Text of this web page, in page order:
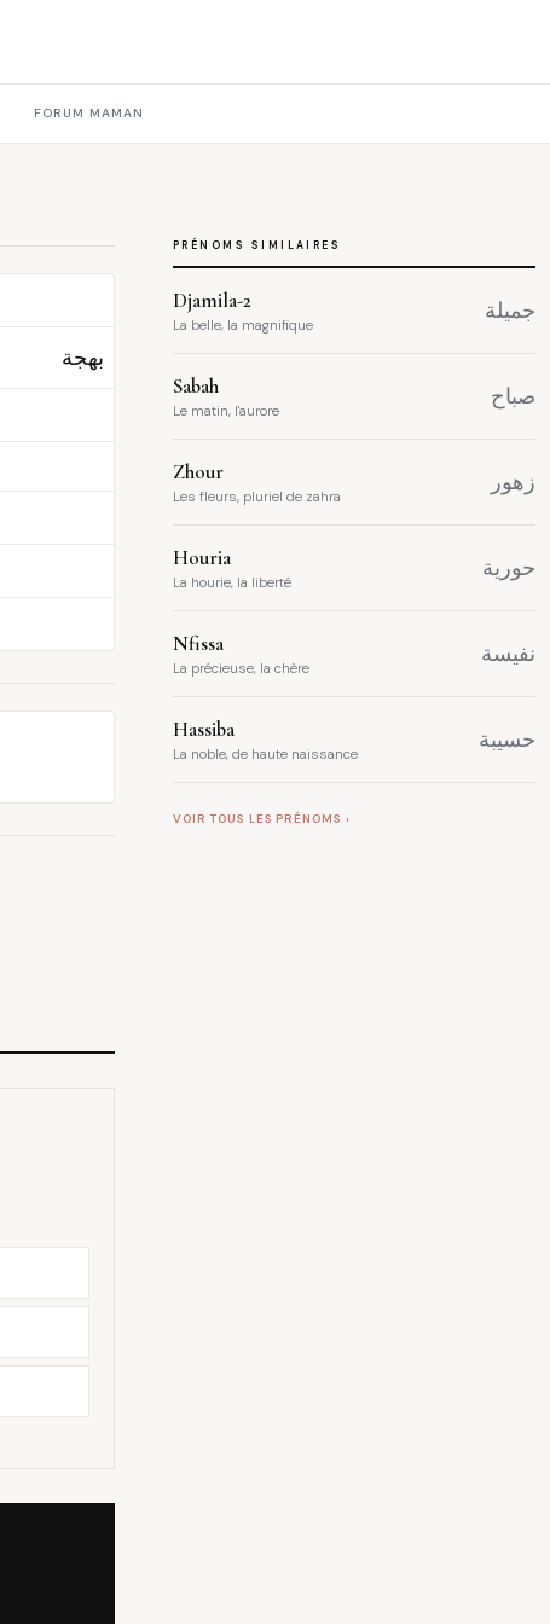
FORUM MAMAN
بهجة
PRÉNOMS SIMILAIRES
Djamila-2
La belle, la magnifique
جميلة
Sabah
Le matin, l'aurore
صباح
Zhour
Les fleurs, pluriel de zahra
زهور
Houria
La hourie, la liberté
حورية
Nfissa
La précieuse, la chère
نفيسة
Hassiba
La noble, de haute naissance
حسيبة
VOIR TOUS LES PRÉNOMS ›